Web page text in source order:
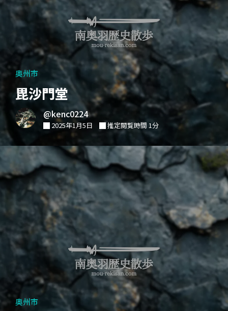
奥州市
毘沙門堂
@kenc0224
2025年1月5日 推定閲覧時間 1分
奥州市